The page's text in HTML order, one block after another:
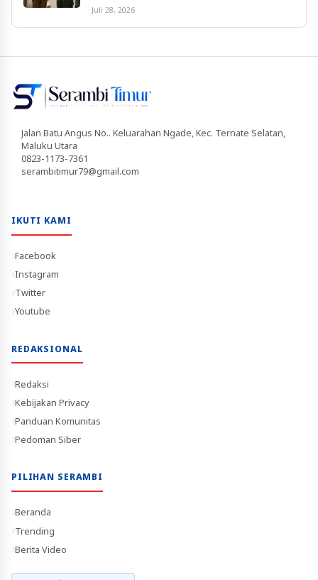
Juli 28, 2026
Jalan Batu Angus No.. Keluarahan Ngade, Kec. Ternate Selatan,
Maluku Utara
0823-1173-7361
serambitimur79@gmail.com
IKUTI KAMI
Facebook
Instagram
Twitter
Youtube
REDAKSIONAL
Redaksi
Kebijakan Privacy
Panduan Komunitas
Pedoman Siber
PILIHAN SERAMBI
Beranda
Trending
Berita Video